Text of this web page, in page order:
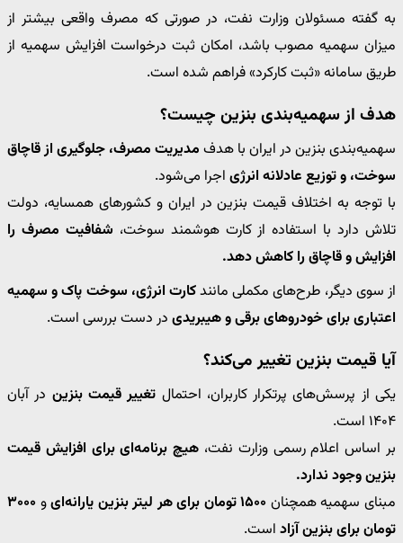
به گفته مسئولان وزارت نفت، در صورتی که مصرف واقعی بیشتر از
میزان سهمیه مصوب باشد، امکان ثبت درخواست افزایش سهمیه از
طریق سامانه «ثبت کارکرد» فراهم شده است.
هدف از سهمیه‌بندی بنزین چیست؟
سهمیه‌بندی بنزین در ایران با هدف مدیریت مصرف، جلوگیری از قاچاق
سوخت، و توزیع عادلانه انرژی اجرا می‌شود.
با توجه به اختلاف قیمت بنزین در ایران و کشورهای همسایه، دولت
تلاش دارد با استفاده از کارت هوشمند سوخت، شفافیت مصرف را
افزایش و قاچاق را کاهش دهد.
از سوی دیگر، طرح‌های مکملی مانندکارت انرژی، سوخت پاک و سهمیه
اعتباری برای خودروهای برقی و هیبریدی در دست بررسی است.
آیا قیمت بنزین تغییر می‌کند؟
یکی از پرسش‌های پرتکرار کاربران، احتمال تغییر قیمت بنزین در آبان
۱۴۰۴ است.
بر اساس اعلام رسمی وزارت نفت، هیچ برنامه‌ای برای افزایش قیمت
بنزین وجود ندارد.
مبنای سهمیه همچنان ۱۵۰۰ تومان برای هر لیتر بنزین یارانه‌ای و ۳۰۰۰
تومان برای بنزین آزاد است.